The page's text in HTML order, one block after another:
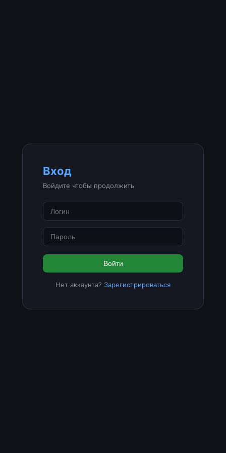
Вход
Войдите чтобы продолжить
Войти
Нет аккаунта? Зарегистрироваться